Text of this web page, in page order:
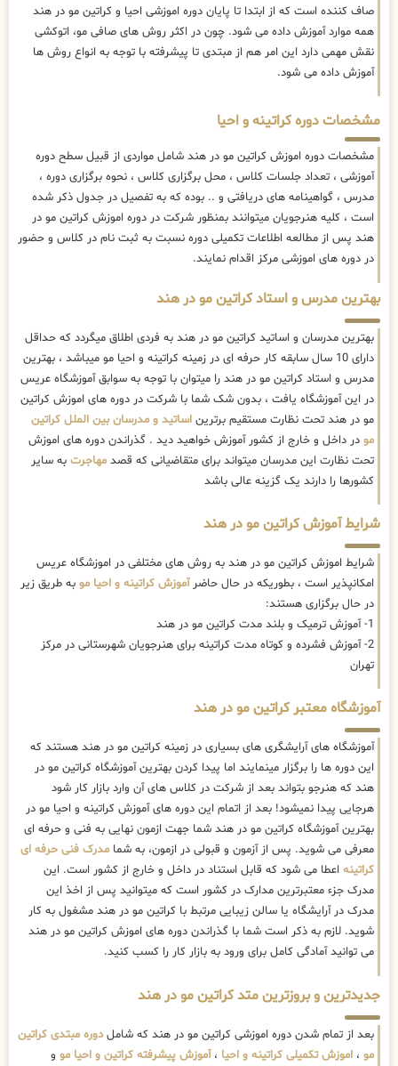
صاف کننده است که از ابتدا تا پایان دوره اموزشی احیا و کراتین مو در هند
همه موارد آموزش داده می شود. چون در اکثر روش های صافی مو، اتوکشی
نقش مهمی دارد این امر هم از مبتدی تا پیشرفته با توجه به انواع روش ها
آموزش داده می شود.
مشخصات دوره کراتینه و احیا
مشخصات دوره اموزش کراتین مو در هند شامل مواردی از قبیل سطح دوره
آموزشی ، تعداد جلسات کلاس ، محل برگزاری کلاس ، نحوه برگزاری دوره ،
مدرس ، گواهینامه های دریافتی و .. بوده که به تفصیل در جدول ذکر شده
است ، کلیه هنرجویان میتوانند بمنظور شرکت در دوره اموزش کراتین مو در
هند پس از مطالعه اطلاعات تکمیلی دوره نسبت به ثبت نام در کلاس و حضور
در دوره های اموزشی مرکز اقدام نمایند.
بهترین مدرس و استاد کراتین مو در هند
بهترین مدرسان و اساتید کراتین مو در هند به فردی اطلاق میگردد که حداقل
دارای 10 سال سابقه کار حرفه ای در زمینه کراتینه و احیا مو میباشد ، بهترین
مدرس و استاد کراتین مو در هند را میتوان با توجه به سوابق آموزشگاه عریس
در این آموزشگاه یافت ، بدون شک شما با شرکت در دوره های اموزش کراتین
مو در هند تحت نظارت مستقیم برترین اساتید و مدرسان بین الملل کراتین
مو در داخل و خارج از کشور آموزش خواهید دید . گذراندن دوره های اموزش
تحت نظارت این مدرسان میتواند برای متقاضیانی که قصد مهاجرت به سایر
کشورها را دارند یک گزینه عالی باشد
شرایط آموزش کراتین مو در هند
شرایط اموزش کراتین مو در هند به روش های مختلفی در اموزشگاه عریس
امکانپذیر است ، بطوریکه در حال حاضرآموزش کراتینه و احیا مو به طریق زیر
در حال برگزاری هستند:
1- آموزش ترمیک و بلند مدت کراتین مو در هند
2- آموزش فشرده و کوتاه مدت کراتینه برای هنرجویان شهرستانی در مرکز
تهران
آموزشگاه معتبر کراتین مو در هند
آموزشگاه های آرایشگری های بسیاری در زمینه کراتین مو در هند هستند که
این دوره ها را برگزار مینمایند اما پیدا کردن بهترین آموزشگاه کراتین مو در
هند که هنرجو بتواند بعد از شرکت در کلاس های آن وارد بازار کار شود
هرجایی پیدا نمیشود! بعد از اتمام این دوره های آموزش کراتینه و احیا مو در
بهترین آموزشگاه کراتین مو در هند شما جهت ازمون نهایی به فنی و حرفه ای
معرفی می شوید. پس از آزمون و قبولی در ازمون، به شما مدرک فنی حرفه ای
کراتینه اعطا می شود که قابل استناد در داخل و خارج از کشور است. این
مدرک جزء معتبرترین مدارک در کشور است که میتوانید پس از اخذ این
مدرک در آرایشگاه یا سالن زیبایی مرتبط با کراتین مو در هند مشغول به کار
شوید. لازم به ذکر است شما با گذراندن دوره های اموزش کراتین مو در هند
می توانید آمادگی کامل برای ورود به بازار کار را کسب کنید.
جدیدترین و بروزترین متد کراتین مو در هند
بعد از تمام شدن دوره اموزشی کراتین مو در هند که شاملدوره مبتدی کراتین
مو ، اموزش تکمیلی کراتینه و احیا ،آموزش پیشرفته کراتین و احیا مو و